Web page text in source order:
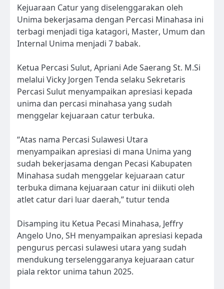
Kejuaraan Catur yang diselenggarakan oleh
Unima bekerjasama dengan Percasi Minahasa ini
terbagi menjadi tiga katagori, Master, Umum dan
Internal Unima menjadi 7 babak.
Ketua Percasi Sulut, Apriani Ade Saerang St. M.Si
melalui Vicky Jorgen Tenda selaku Sekretaris
Percasi Sulut menyampaikan apresiasi kepada
unima dan percasi minahasa yang sudah
menggelar kejuaraan catur terbuka.
“Atas nama Percasi Sulawesi Utara
menyampaikan apresiasi di mana Unima yang
sudah bekerjasama dengan Pecasi Kabupaten
Minahasa sudah menggelar kejuaraan catur
terbuka dimana kejuaraan catur ini diikuti oleh
atlet catur dari luar daerah,” tutur tenda
Disamping itu Ketua Pecasi Minahasa, Jeffry
Angelo Uno, SH menyampaikan apresiasi kepada
pengurus percasi sulawesi utara yang sudah
mendukung terselenggaranya kejuaraan catur
piala rektor unima tahun 2025.